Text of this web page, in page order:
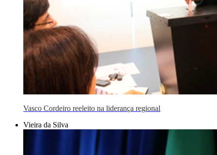
Vasco Cordeiro reeleito na liderança regional
Vieira da Silva